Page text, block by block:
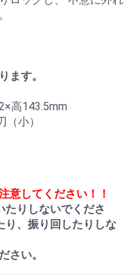
ます。
高143.5mm
小）
意してください！！
たりしないでくださ
、振り回したりしな
さい。